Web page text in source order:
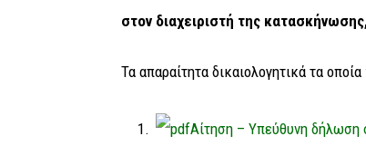
στον διαχειριστή της
Τα απαραίτητα δικαιολογητικά τα
Αίτηση – Υπεύθυνη